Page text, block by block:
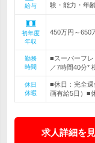
給与
験・能力・年
初年度
年収
450万円～650
勤務
時間
■スーパーフ
／7時間40分*
休日
休暇
■休日：完全
画有給5日）■
求人詳細を